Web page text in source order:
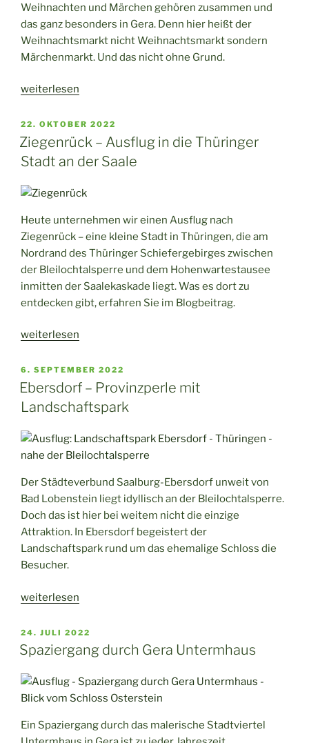
Weihnachten und Märchen gehören zusammen und
das ganz besonders in Gera. Denn hier heißt der
Weihnachtsmarkt nicht Weihnachtsmarkt sondern
Märchenmarkt. Und das nicht ohne Grund.
„Der
Gera
–
ein
Märchenmarkt“
weiterlesen
VERÖFFENTLICHT
AM
22. OKTOBER 2022
Ziegenrück – Ausflug in die Thüringer
Stadt an der Saale
Heute unternehmen wir einen Ausflug nach
Ziegenrück – eine kleine Stadt in Thüringen, die am
Nordrand des Thüringer Schiefergebirges zwischen
der Bleilochtalsperre und dem Hohenwartestausee
inmitten der Saalekaskade liegt. Was es dort zu
entdecken gibt, erfahren Sie im Blogbeitrag.
„Ziegenrück
Ausflug
in
die
Thüringer
Stadt
Saale“
weiterlesen
VERÖFFENTLICHT
AM
6. SEPTEMBER 2022
Ebersdorf – Provinzperle mit
Landschaftspark
Der Städteverbund Saalburg-Ebersdorf unweit von
Bad Lobenstein liegt idyllisch an der Bleilochtalsperre.
Doch das ist hier bei weitem nicht die einzige
Attraktion. In Ebersdorf begeistert der
Landschaftspark rund um das ehemalige Schloss die
Besucher.
„Ebersdorf
Provinzperle
mit
weiterlesen
VERÖFFENTLICHT
AM
24. JULI 2022
Spaziergang durch Gera Untermhaus
Ein Spaziergang durch das malerische Stadtviertel